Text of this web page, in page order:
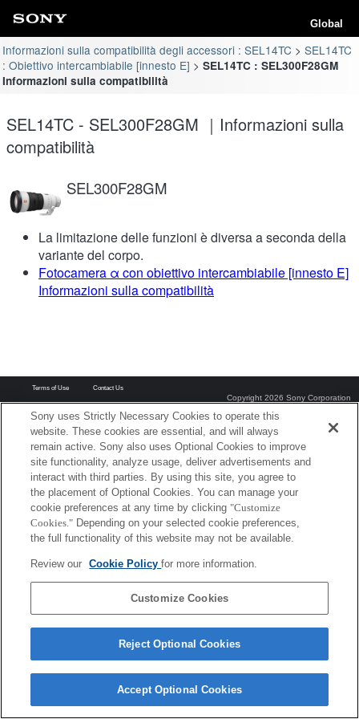
Global
Informazioni sulla compatibilità degli accessori : SEL14TC
SEL14TC
: Obiettivo intercambiabile [innesto E]
SEL14TC : SEL300F28GM
Informazioni sulla compatibilità
SEL14TC - SEL300F28GM ｜Informazioni sulla
compatibilità
SEL300F28GM
La limitazione delle funzioni è diversa a seconda della
variante del corpo.
Fotocamera α con obiettivo intercambiabile [innesto E]
Informazioni sulla compatibilità
Terms of Use Contact Us
Copyright 2026 Sony Corporation
Sony uses Strictly Necessary Cookies to operate this
website. These cookies are essential, and will always
remain active. Sony also uses Optional Cookies to improve
site functionality, analyze usage, deliver advertisements and
interact with third parties. By using this site, you agree to
the placement of Optional Cookies. You can manage your
cookie preferences at any time by clicking "Customize
Cookies." Depending on your selected cookie preferences,
the full functionality of this website may not be available.
Review our Cookie Policyfor more information.
Customize Cookies
Reject Optional Cookies
Accept Optional Cookies